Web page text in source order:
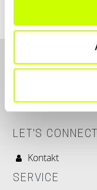
LET'S CONNECT
Kontakt
SERVICE